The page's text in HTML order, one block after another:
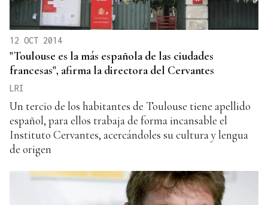
12 OCT 2014
"Toulouse es la más española de las ciudades
francesas", afirma la directora del Cervantes
LRI
Un tercio de los habitantes de Toulouse tiene apellido
español, para ellos trabaja de forma incansable el
Instituto Cervantes, acercándoles su cultura y lengua
de origen